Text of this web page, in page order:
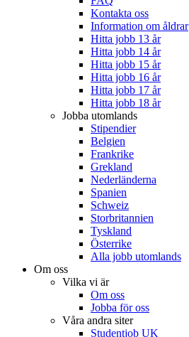
Kontakta oss
Information om åldrar
Hitta jobb 13 år
Hitta jobb 14 år
Hitta jobb 15 år
Hitta jobb 16 år
Hitta jobb 17 år
Hitta jobb 18 år
Jobba utomlands
Stipendier
Belgien
Frankrike
Grekland
Nederländerna
Spanien
Schweiz
Storbritannien
Tyskland
Österrike
Alla jobb utomlands
Om oss
Vilka vi är
Om oss
Jobba för oss
Våra andra siter
Studentjob UK